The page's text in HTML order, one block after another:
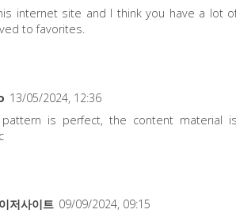
internet site and I think you have a lot
to favorites.
13/05/2024, 12:36
is perfect, the content material
저사이트 09/09/2024, 09:15